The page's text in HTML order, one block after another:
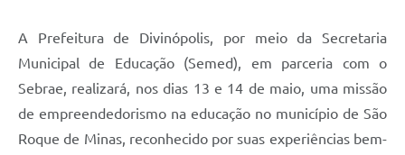
A Prefeitura de Divinópolis, por meio da Secretaria
Municipal de Educação (Semed), em parceria com o
Sebrae, realizará, nos dias 13 e 14 de maio, uma missão
de empreendedorismo na educação no município de São
Roque de Minas, reconhecido por suas experiências bem-